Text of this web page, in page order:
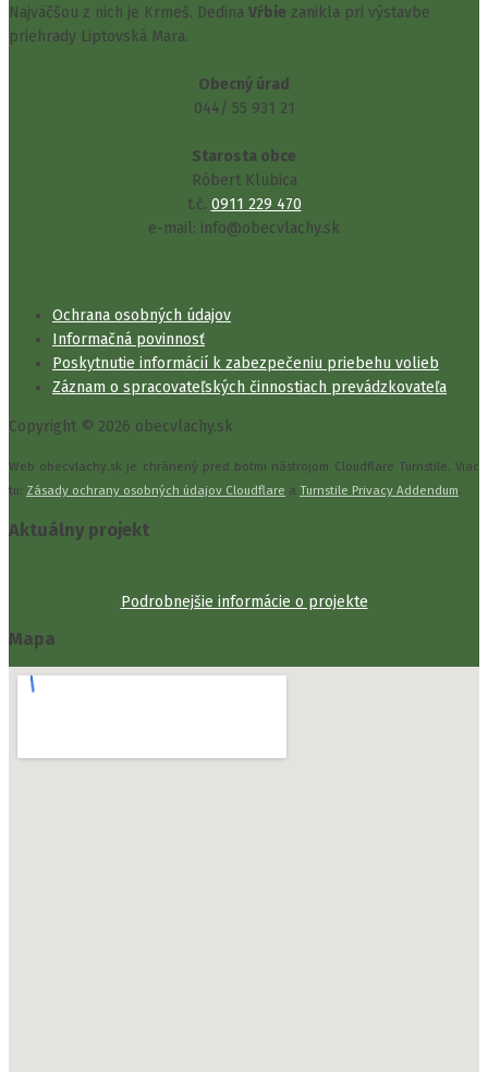
Najväčšou z nich je Krmeš. Dedina Vŕbie zanikla pri výstavbe
priehrady Liptovská Mara.
Obecný úrad
044/ 55 931 21
Starosta obce
Róbert Klubica
t.č. 0911 229 470
e-mail: info@obecvlachy.sk
Ochrana osobných údajov
Informačná povinnosť
Poskytnutie informácií k zabezpečeniu priebehu volieb
Záznam o spracovateľských činnostiach prevádzkovateľa
Copyright © 2026 obecvlachy.sk
Web obecvlachy.sk je chránený pred botmi nástrojom Cloudflare Turnstile. Viac
tu: Zásady ochrany osobných údajov Cloudflare a Turnstile Privacy Addendum.
Aktuálny projekt
Podrobnejšie informácie o projekte
Mapa